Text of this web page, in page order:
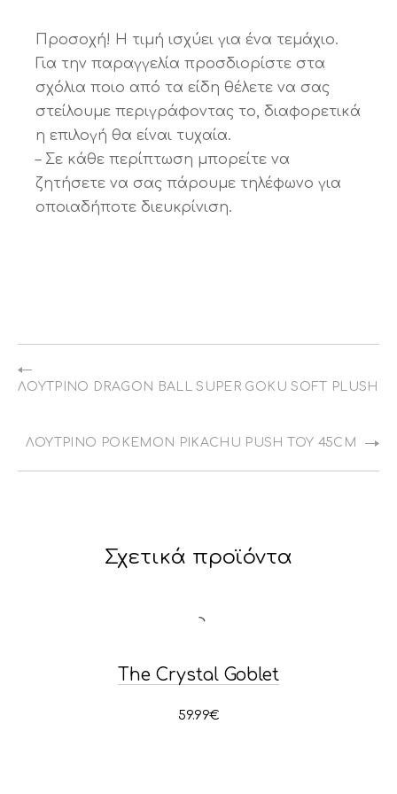
Προσοχή! Η τιμή ισχύει για ένα τεμάχιο.
Για την παραγγελία προσδιορίστε στα
σχόλια ποιο από τα είδη θέλετε να σας
στείλουμε περιγράφοντας το, διαφορετικά
η επιλογή θα είναι τυχαία.
– Σε κάθε περίπτωση μπορείτε να
ζητήσετε να σας πάρουμε τηλέφωνο για
οποιαδήποτε διευκρίνιση.
ΛΟΎΤΡΙΝΟ DRAGON BALL SUPER GOKU SOFT PLUSH
ΛΟΎΤΡΙΝΟ POKEMON PIKACHU PUSH TOY 45CM
Σχετικά προϊόντα
The Crystal Goblet
59.99€